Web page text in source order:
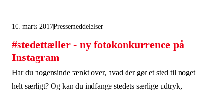
10. marts 2017Pressemeddelelser
#stedettæller - ny fotokonkurrence på
Instagram
Har du nogensinde tænkt over, hvad der gør et sted til noget
helt særligt? Og kan du indfange stedets særlige udtryk,